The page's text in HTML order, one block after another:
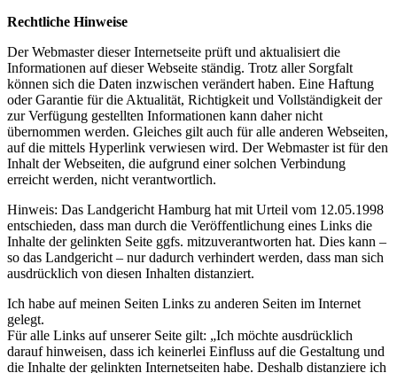
Rechtliche Hinweise
Der Webmaster dieser Internetseite prüft und aktualisiert die
Informationen auf dieser Webseite ständig. Trotz aller Sorgfalt
können sich die Daten inzwischen verändert haben. Eine Haftung
oder Garantie für die Aktualität, Richtigkeit und Vollständigkeit der
zur Verfügung gestellten Informationen kann daher nicht
übernommen werden. Gleiches gilt auch für alle anderen Webseiten,
auf die mittels Hyperlink verwiesen wird. Der Webmaster ist für den
Inhalt der Webseiten, die aufgrund einer solchen Verbindung
erreicht werden, nicht verantwortlich.
Hinweis: Das Landgericht Hamburg hat mit Urteil vom 12.05.1998
entschieden, dass man durch die Veröffentlichung eines Links die
Inhalte der gelinkten Seite ggfs. mitzuverantworten hat. Dies kann –
so das Landgericht – nur dadurch verhindert werden, dass man sich
ausdrücklich von diesen Inhalten distanziert.
Ich habe auf meinen Seiten Links zu anderen Seiten im Internet
gelegt.
Für alle Links auf unserer Seite gilt: „Ich möchte ausdrücklich
darauf hinweisen, dass ich keinerlei Einfluss auf die Gestaltung und
die Inhalte der gelinkten Internetseiten habe. Deshalb distanziere ich